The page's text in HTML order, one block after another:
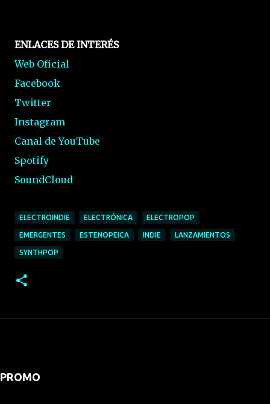
ENLACES DE INTERÉS
Web Oficial
Facebook
Twitter
Instagram
Canal de YouTube
Spotify
SoundCloud
ELECTROINDIE ELECTRÓNICA ELECTROPOP
EMERGENTES ESTENOPEICA INDIE LANZAMIENTOS
SYNTHPOP
PROMO